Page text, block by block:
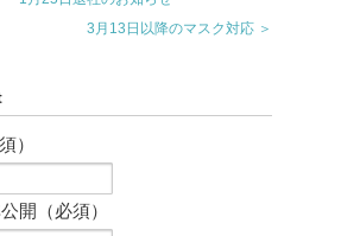
3月13日以降のマスク対応 ＞
）
開（必須）